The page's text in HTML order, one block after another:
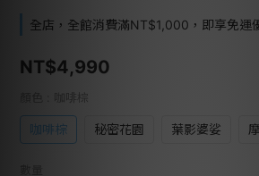
全店，全館消費滿NT$1,000，即享免運
NT$4,990
: 咖啡棕
咖啡棕 秘密花園 葉影婆娑